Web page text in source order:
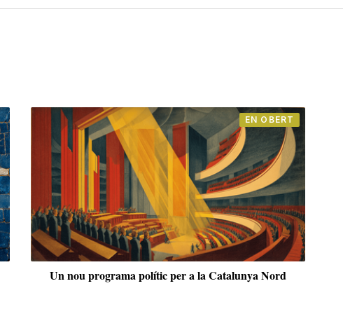
El Telescopi
Sobre nosaltres i els grecs (I): el sol als ulls i els ulls tancats